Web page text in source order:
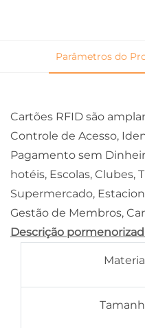
Parâmetros do
Cartões RFID são
Controle de Acesso,
Pagamento sem
hotéis, Escolas, Clubes,
Supermercado,
Gestão de Membros,
Descrição